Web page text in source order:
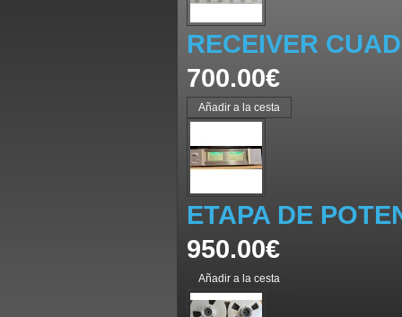
RECEIVER
700.00€
ETAPA DE
950.00€